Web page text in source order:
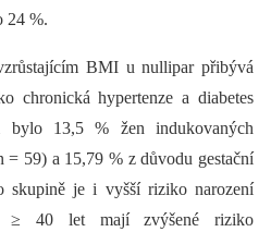
24 %.
BMI u nullipar přibývá
chronická hypertenze a diabetes
13,5 % žen indukovaných
= 59) a 15,79 % z důvodu gestační
skupině je i vyšší riziko narození
≥ 40 let mají zvýšené riziko